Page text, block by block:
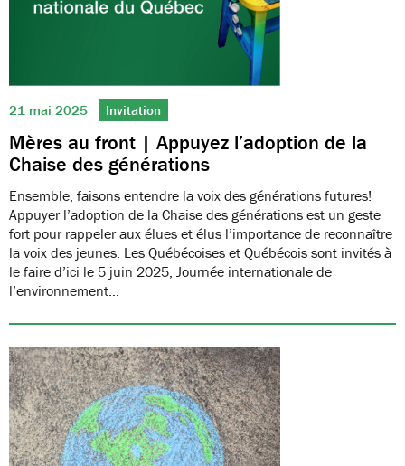
21 mai 2025 Invitation
Mères au front | Appuyez l’adoption de la
Chaise des générations
Ensemble, faisons entendre la voix des générations futures!
Appuyer l’adoption de la Chaise des générations est un geste
fort pour rappeler aux élues et élus l’importance de reconnaître
la voix des jeunes. Les Québécoises et Québécois sont invités à
le faire d’ici le 5 juin 2025, Journée internationale de
l’environnement…